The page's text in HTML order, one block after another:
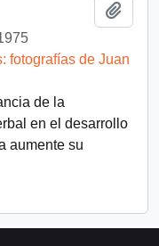
fotografías de Juan
de la
en el desarrollo
aumente su